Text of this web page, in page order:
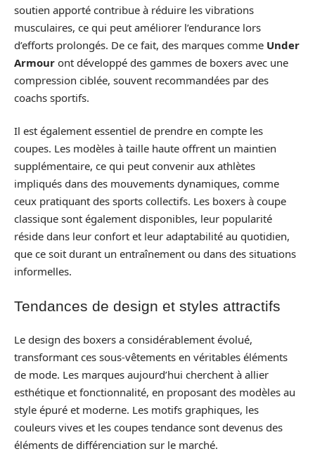
soutien apporté contribue à réduire les vibrations
musculaires, ce qui peut améliorer l’endurance lors
d’efforts prolongés. De ce fait, des marques comme Under
Armour ont développé des gammes de boxers avec une
compression ciblée, souvent recommandées par des
coachs sportifs.
Il est également essentiel de prendre en compte les
coupes. Les modèles à taille haute offrent un maintien
supplémentaire, ce qui peut convenir aux athlètes
impliqués dans des mouvements dynamiques, comme
ceux pratiquant des sports collectifs. Les boxers à coupe
classique sont également disponibles, leur popularité
réside dans leur confort et leur adaptabilité au quotidien,
que ce soit durant un entraînement ou dans des situations
informelles.
Tendances de design et styles attractifs
Le design des boxers a considérablement évolué,
transformant ces sous-vêtements en véritables éléments
de mode. Les marques aujourd’hui cherchent à allier
esthétique et fonctionnalité, en proposant des modèles au
style épuré et moderne. Les motifs graphiques, les
couleurs vives et les coupes tendance sont devenus des
éléments de différenciation sur le marché.